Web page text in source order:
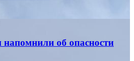
об опасности